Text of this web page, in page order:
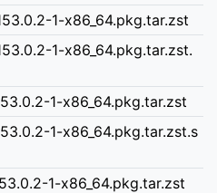
1-x86_64.pkg.tar.zst
1-x86_64.pkg.tar.zst.
1-x86_64.pkg.tar.zst
1-x86_64.pkg.tar.zst.s
1-x86_64.pkg.tar.zst